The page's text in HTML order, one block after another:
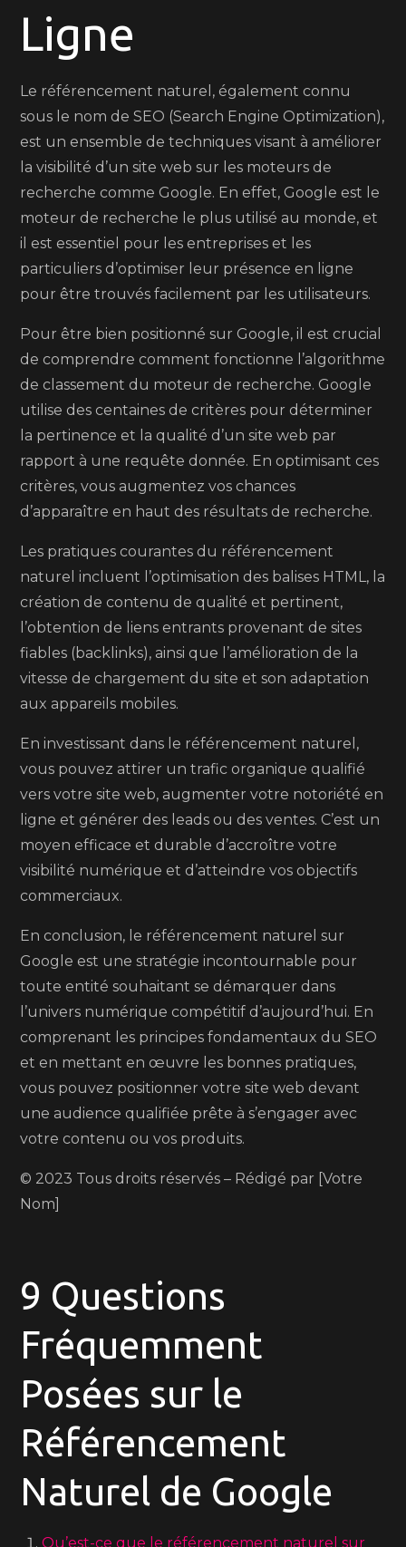
Ligne
Le référencement naturel, également connu
sous le nom de SEO (Search Engine Optimization),
est un ensemble de techniques visant à améliorer
la visibilité d’un site web sur les moteurs de
recherche comme Google. En effet, Google est le
moteur de recherche le plus utilisé au monde, et
il est essentiel pour les entreprises et les
particuliers d’optimiser leur présence en ligne
pour être trouvés facilement par les utilisateurs.
Pour être bien positionné sur Google, il est crucial
de comprendre comment fonctionne l’algorithme
de classement du moteur de recherche. Google
utilise des centaines de critères pour déterminer
la pertinence et la qualité d’un site web par
rapport à une requête donnée. En optimisant ces
critères, vous augmentez vos chances
d’apparaître en haut des résultats de recherche.
Les pratiques courantes du référencement
naturel incluent l’optimisation des balises HTML, la
création de contenu de qualité et pertinent,
l’obtention de liens entrants provenant de sites
fiables (backlinks), ainsi que l’amélioration de la
vitesse de chargement du site et son adaptation
aux appareils mobiles.
En investissant dans le référencement naturel,
vous pouvez attirer un trafic organique qualifié
vers votre site web, augmenter votre notoriété en
ligne et générer des leads ou des ventes. C’est un
moyen efficace et durable d’accroître votre
visibilité numérique et d’atteindre vos objectifs
commerciaux.
En conclusion, le référencement naturel sur
Google est une stratégie incontournable pour
toute entité souhaitant se démarquer dans
l’univers numérique compétitif d’aujourd’hui. En
comprenant les principes fondamentaux du SEO
et en mettant en œuvre les bonnes pratiques,
vous pouvez positionner votre site web devant
une audience qualifiée prête à s’engager avec
votre contenu ou vos produits.
© 2023 Tous droits réservés – Rédigé par [Votre
Nom]
9 Questions
Fréquemment
Posées sur le
Référencement
Naturel de Google
Qu’est-ce que le référencement naturel sur